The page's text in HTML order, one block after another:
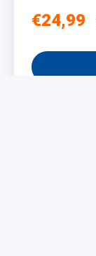
€24,99